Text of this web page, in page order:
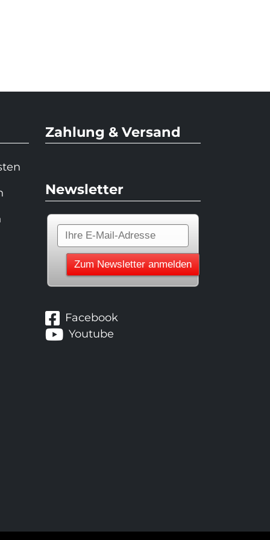
Zahlung & Versand
Newsletter
Facebook
Youtube